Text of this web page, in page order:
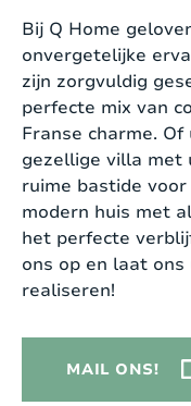
Bij Q Home
onvergetelijke
zijn zorgvuldig
perfecte mix van
Franse charme.
gezellige villa met
ruime bastide
modern huis met
het perfecte
ons op en laat
realiseren!
MAIL ONS!